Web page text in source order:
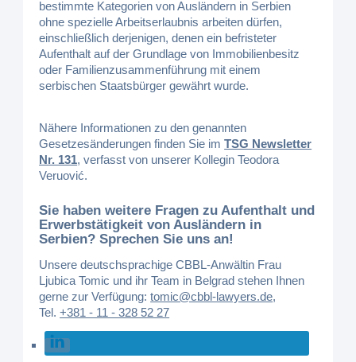
bestimmte Kategorien von Ausländern in Serbien
ohne spezielle Arbeitserlaubnis arbeiten dürfen,
einschließlich derjenigen, denen ein befristeter
Aufenthalt auf der Grundlage von Immobilienbesitz
oder Familienzusammenführung mit einem
serbischen Staatsbürger gewährt wurde.
Nähere Informationen zu den genannten
Gesetzesänderungen finden Sie imTSG Newsletter
Nr. 131, verfasst von unserer Kollegin Teodora
Veruović.
Sie haben weitere Fragen zu Aufenthalt und
Erwerbstätigkeit von Ausländern in
Serbien? Sprechen Sie uns an!
Unsere deutschsprachige CBBL-Anwältin Frau
Ljubica Tomic und ihr Team in Belgrad stehen Ihnen
gerne zur Verfügung:tomic@cbbl-lawyers.de,
Tel.+381 - 11 - 328 52 27